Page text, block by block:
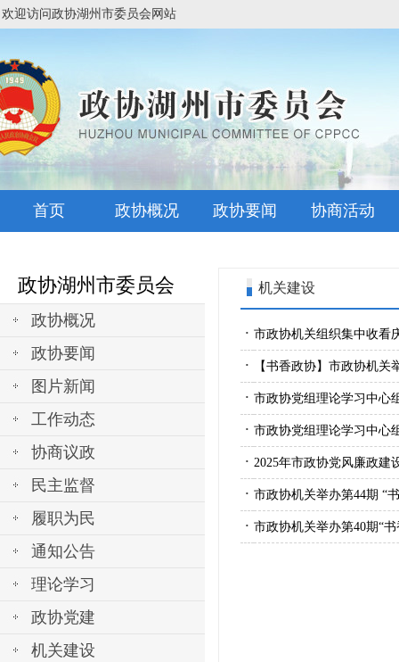
欢迎访问政协湖州市委员会网站
首页 政协概况 政协要闻 协商活动
政协湖州市委员会
政协概况
政协要闻
图片新闻
工作动态
协商议政
民主监督
履职为民
通知公告
理论学习
政协党建
机关建设
机关建设
· 市政协机关组织集中收看
· 【书香政协】市政协机
· 市政协党组理论学习中心
· 市政协党组理论学习中心
· 2025年市政协党风廉政建
· 市政协机关举办第44期 “
· 市政协机关举办第40期“